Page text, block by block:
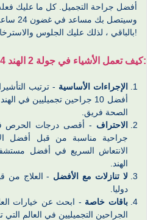
أفضل جراحة التجميل. كل ما عليك
وسيتصل
بالباقي ، لذلك عليك الجلوس والاسترخاء!
كيف تعمل الأشياء في جولة 2 الهند 4 الصحة مجموعة:
الإجراءات الأساسية - ترتيب
الصحة فريق.
الاحتراف - أقصى درجات الحرص
جراحية مناسبة من قبل أفضل
الانتعاش السريع في أفضل
الهند.
لا تنازلات مع الأفضل - العلاج من
دوليا.
باقات خاصة - ابحث عن خيارات
الجراحين التجميليين في العالم التي